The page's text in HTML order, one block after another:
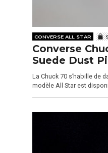
CONVERSE ALL STAR
Converse
Suede Dust
La Chuck 70 s’habille de
modèle All Star est